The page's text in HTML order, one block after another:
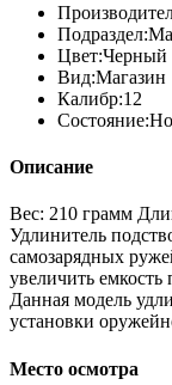
Подраздел:
Цвет:Черный
Вид:Магазин
Калибр:12
Состояние:
Описание
Вес: 210 грамм
Удлинитель
самозарядных
увеличить емкость
Данная модель
установки
Место осмотра